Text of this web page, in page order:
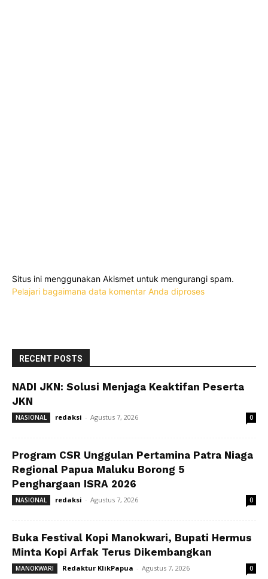
Situs ini menggunakan Akismet untuk mengurangi spam.
Pelajari bagaimana data komentar Anda diproses
RECENT POSTS
NADI JKN: Solusi Menjaga Keaktifan Peserta
JKN
NASIONAL redaksi - Agustus 7, 2026 0
Program CSR Unggulan Pertamina Patra Niaga
Regional Papua Maluku Borong 5
Penghargaan ISRA 2026
NASIONAL redaksi - Agustus 7, 2026 0
Buka Festival Kopi Manokwari, Bupati Hermus
Minta Kopi Arfak Terus Dikembangkan
MANOKWARI Redaktur KlikPapua - Agustus 7, 2026 0